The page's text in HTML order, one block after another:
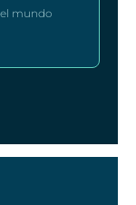
mundo